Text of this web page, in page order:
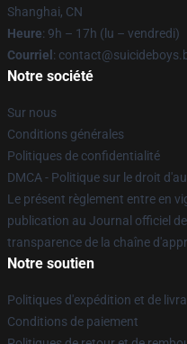
Shanghai, CN
Heure: 9h – 17h (lu – vendredi)
Courriel :
Notre société
Sur nous
Conditions générales
Politiques de confidentialité
DMCA - Politique sur le droit
Le présent règlement entre en
publication au Journal officiel
transparence de la chaîne
Notre soutien
Politiques d'expédition et de
Conditions de paiement